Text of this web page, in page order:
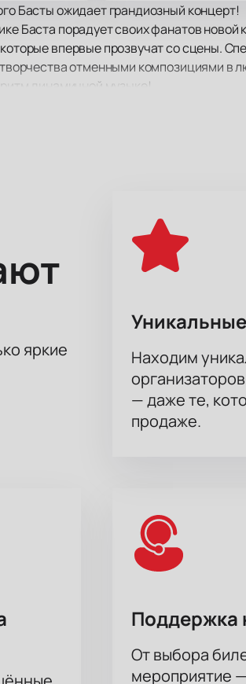
Басты ожидает грандиозный концерт!
Баста порадует своих фанатов
впервые прозвучат со сцены.
отменными композициями в
ритм динамичной музыке!
происходящее на ней в мельчайших
яркие
Находим
— даже те,
продаже.
Поддержка
От выбора
мероприятие